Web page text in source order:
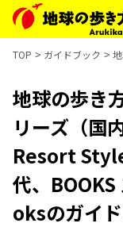
TOP ガイドブック
地球の歩き
リーズ（国
Resort
代、
oksのガイ